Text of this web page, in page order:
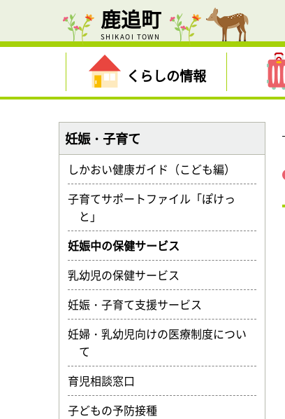
鹿追町
SHIKAOI TOWN
くらしの情報
妊娠・子育て
しかおい健康ガイド（こども編）
子育てサポートファイル「ぽけっ
と」
妊娠中の保健サービス
乳幼児の保健サービス
妊娠・子育て支援サービス
妊婦・乳幼児向けの医療制度につい
て
育児相談窓口
子どもの予防接種